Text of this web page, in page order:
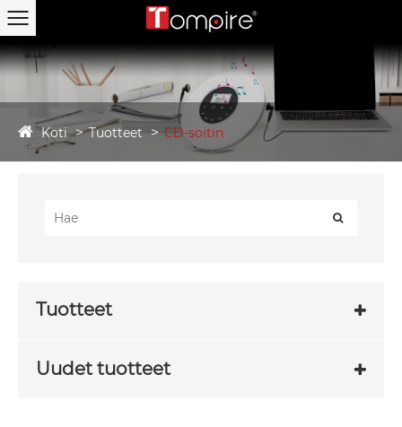
Koti Tuotteet CD-soitin
Tuotteet
Uudet tuotteet